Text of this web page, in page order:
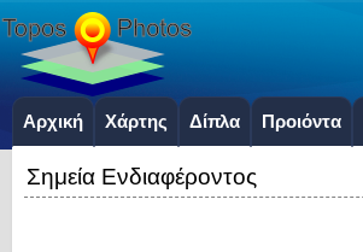
Αρχική Χάρτης Δίπλα Προιόντα
Σημεία Ενδιαφέροντος